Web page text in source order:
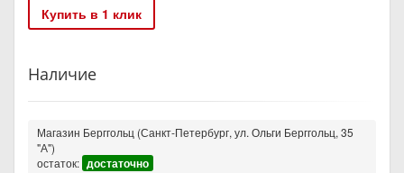
Купить в 1 клик
Наличие
Магазин Берггольц (Санкт-Петербург, ул. Ольги Берггольц, 35
"А")
остаток: достаточно